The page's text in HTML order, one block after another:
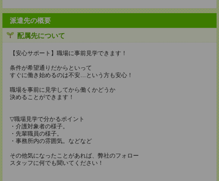
派遣先の概要
配属先について
【安心サポート】職場に事前見学できます！
条件が希望通りだからといって
すぐに働き始めるのは不安…という方も安心！
職場を事前に見学してから働くかどうか
決めることができます！
▽職場見学で分かるポイント
・介護対象者の様子。
・先輩職員の様子。
・事務所内の雰囲気。などなど
その他気になったことがあれば、弊社のフォロー
スタッフに何でも聞いてください！